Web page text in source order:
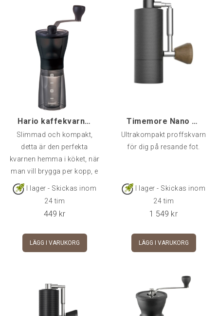
Hario kaffekvarn Mini Slim Plus
Slimmad och kompakt,
detta är den perfekta
kvarnen hemma i köket, när
man vill brygga per kopp, e
I lager - Skickas inom
24 tim
449 kr
LÄGG I VARUKORG
Timemore Nano Grinder, Svart
Ultrakompakt proffskvarn
för dig på resande fot.
I lager - Skickas inom
24 tim
1 549 kr
LÄGG I VARUKORG